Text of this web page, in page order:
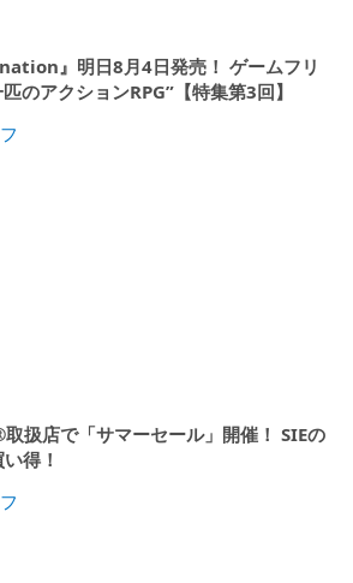
』明日8月4日発売！ ゲームフリ
のアクションRPG”【特集第3回】
扱店で「サマーセール」開催！ SIEの
得！